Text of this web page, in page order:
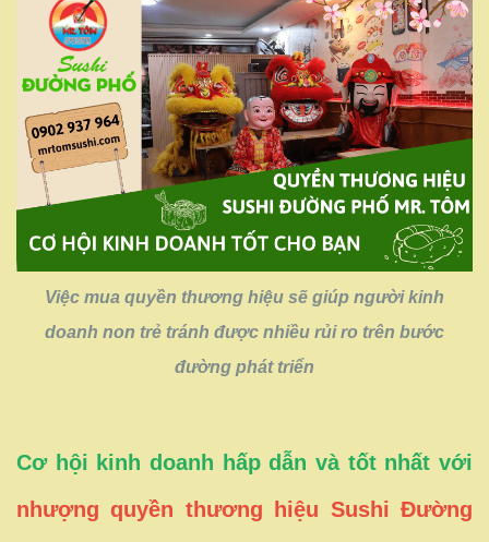
Việc mua quyền thương hiệu sẽ giúp người kinh
doanh non trẻ tránh được nhiều rủi ro trên bước
đường phát triển
Cơ hội kinh doanh hấp dẫn và tốt nhất với
nhượng quyền thương hiệu Sushi Đường